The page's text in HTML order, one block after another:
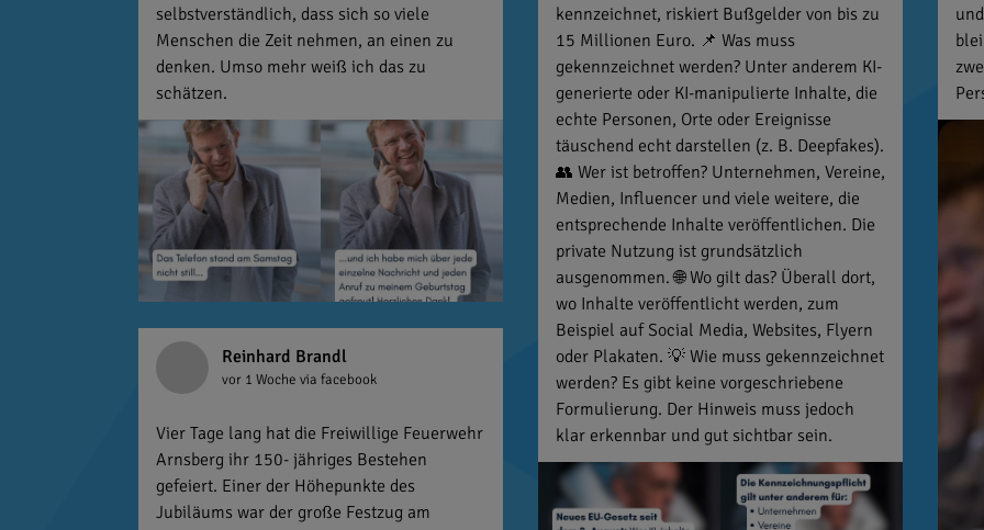
selbstverständlich, dass sich so viele
Menschen die Zeit nehmen, an einen zu
denken. Umso mehr weiß ich das zu
schätzen.
kennzeichnet, riskiert Bußgelder von bis zu
15 Millionen Euro. 📌 Was muss
gekennzeichnet werden? Unter anderem KI-
generierte oder KI-manipulierte Inhalte, die
echte Personen, Orte oder Ereignisse
täuschend echt darstellen (z. B. Deepfakes).
👥 Wer ist betroffen? Unternehmen, Vereine,
Medien, Influencer und viele weitere, die
entsprechende Inhalte veröffentlichen. Die
private Nutzung ist grundsätzlich
ausgenommen. 🌐 Wo gilt das? Überall dort,
wo Inhalte veröffentlicht werden, zum
Beispiel auf Social Media, Websites, Flyern
oder Plakaten. 💡 Wie muss gekennzeichnet
werden? Es gibt keine vorgeschriebene
Formulierung. Der Hinweis muss jedoch
klar erkennbar und gut sichtbar sein.
Reinhard Brandl
vor 1 Woche via facebook
Vier Tage lang hat die Freiwillige Feuerwehr
Arnsberg ihr 150- jähriges Bestehen
gefeiert. Einer der Höhepunkte des
Jubiläums war der große Festzug am